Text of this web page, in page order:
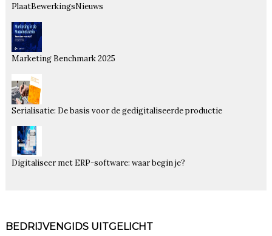
PlaatBewerkingsNieuws
Marketing Benchmark 2025
Serialisatie: De basis voor de gedigitaliseerde productie
Digitaliseer met ERP-software: waar begin je?
BEDRIJVENGIDS UITGELICHT